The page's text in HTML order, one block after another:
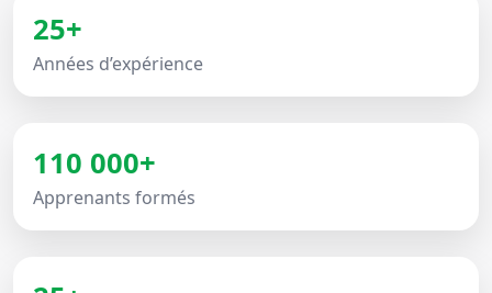
25+
Années d’expérience
110 000+
Apprenants formés